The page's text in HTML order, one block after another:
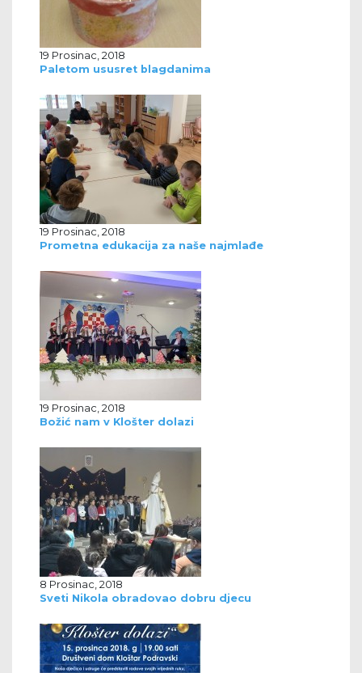
19 Prosinac, 2018
Paletom ususret blagdanima
19 Prosinac, 2018
Prometna edukacija za naše najmlađe
19 Prosinac, 2018
Božić nam v Klošter dolazi
8 Prosinac, 2018
Sveti Nikola obradovao dobru djecu